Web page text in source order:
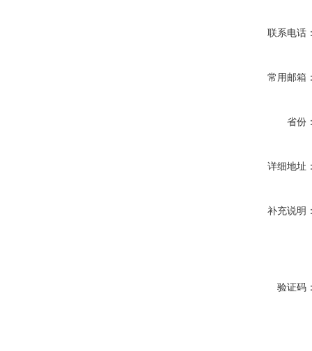
联系电话
常用邮箱
省份
详细地址
补充说明
验证码